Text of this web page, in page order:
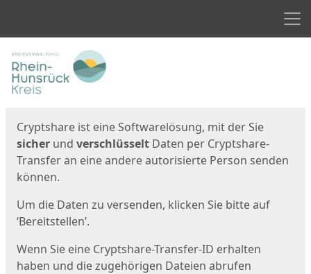
Start
Cryptshare ist eine Softwarelösung, mit der Sie
sicher und verschlüsselt Daten per Cryptshare-
Transfer an eine andere autorisierte Person senden
können.
Um die Daten zu versenden, klicken Sie bitte auf
‘Bereitstellen’.
Wenn Sie eine Cryptshare-Transfer-ID erhalten
haben und die zugehörigen Dateien abrufen